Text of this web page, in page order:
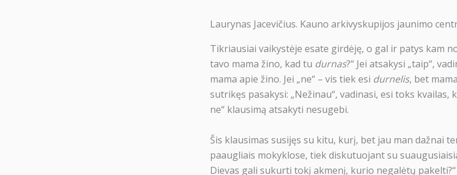
Laurynas Jacevičius. Kauno arkivyskupijos jaunimo
Tikriausiai vaikystėje esate girdėję, o gal ir patys kam
tavo mama žino, kad tu durnas?“ Jei atsakysi „taip“,
mama apie žino. Jei „ne“ – vis tiek esi durnelis, bet
sutrikęs pasakysi: „Nežinau“, vadinasi, esi toks kvailas,
ne“ klausimą atsakyti nesugebi.
Šis klausimas susijęs su kitu, kurį, bet jau man dažnai
paaugliais mokyklose, tiek diskutuojant su
Dievas gali sukurti tokį akmenį, kurio negalėtų